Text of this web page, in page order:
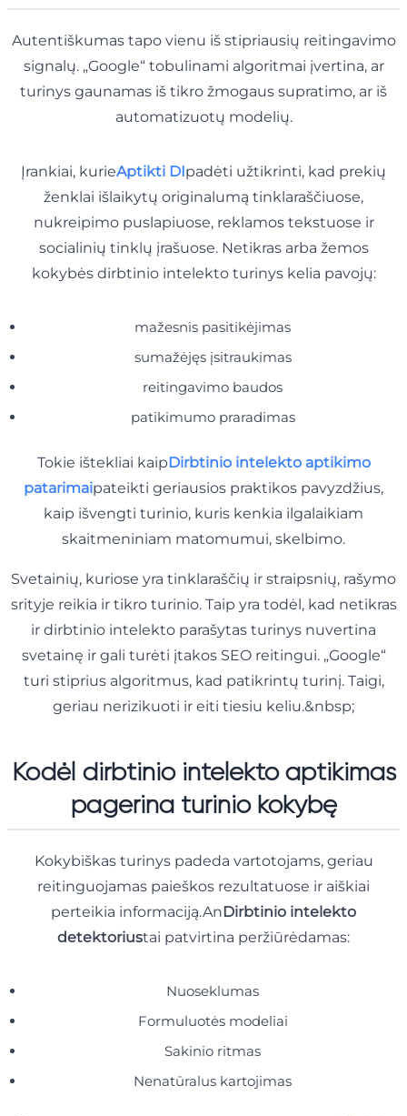
Autentiškumas tapo vienu iš stipriausių reitingavimo
signalų. „Google“ tobulinami algoritmai įvertina, ar
turinys gaunamas iš tikro žmogaus supratimo, ar iš
automatizuotų modelių.
Įrankiai, kurieAptikti DIpadėti užtikrinti, kad prekių
ženklai išlaikytų originalumą tinklaraščiuose,
nukreipimo puslapiuose, reklamos tekstuose ir
socialinių tinklų įrašuose. Netikras arba žemos
kokybės dirbtinio intelekto turinys kelia pavojų:
mažesnis pasitikėjimas
sumažėjęs įsitraukimas
reitingavimo baudos
patikimumo praradimas
Tokie ištekliai kaipDirbtinio intelekto aptikimo
patarimaipateikti geriausios praktikos pavyzdžius,
kaip išvengti turinio, kuris kenkia ilgalaikiam
skaitmeniniam matomumui, skelbimo.
Svetainių, kuriose yra tinklaraščių ir straipsnių, rašymo
srityje reikia ir tikro turinio. Taip yra todėl, kad netikras
ir dirbtinio intelekto parašytas turinys nuvertina
svetainę ir gali turėti įtakos SEO reitingui. „Google“
turi stiprius algoritmus, kad patikrintų turinį. Taigi,
geriau nerizikuoti ir eiti tiesiu keliu.&nbsp;
Kodėl dirbtinio intelekto aptikimas
pagerina turinio kokybę
Kokybiškas turinys padeda vartotojams, geriau
reitinguojamas paieškos rezultatuose ir aiškiai
perteikia informaciją.AnDirbtinio intelekto
detektoriustai patvirtina peržiūrėdamas:
Nuoseklumas
Formuluotės modeliai
Sakinio ritmas
Nenatūralus kartojimas